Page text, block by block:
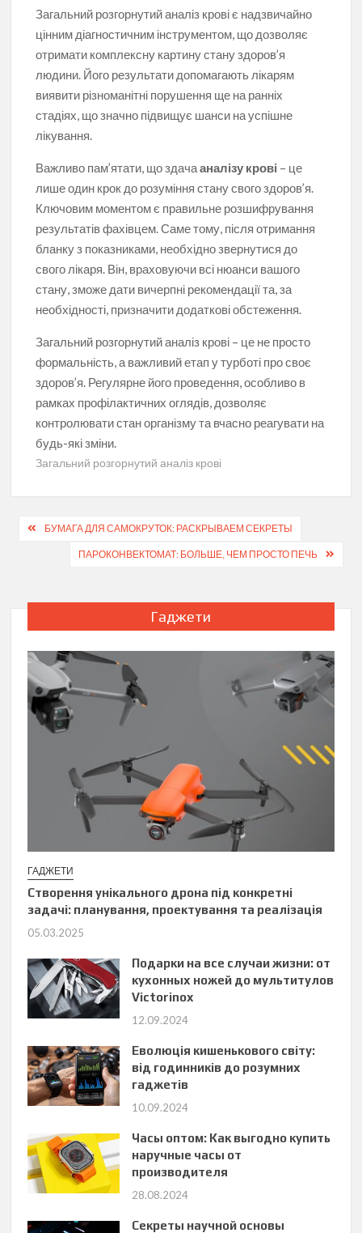
Загальний розгорнутий аналіз крові є надзвичайно
цінним діагностичним інструментом, що дозволяє
отримати комплексну картину стану здоров’я
людини. Його результати допомагають лікарям
виявити різноманітні порушення ще на ранніх
стадіях, що значно підвищує шанси на успішне
лікування.
Важливо пам’ятати, що здачааналізу крові – це
лише один крок до розуміння стану свого здоров’я.
Ключовим моментом є правильне розшифрування
результатів фахівцем. Саме тому, після отримання
бланку з показниками, необхідно звернутися до
свого лікаря. Він, враховуючи всі нюанси вашого
стану, зможе дати вичерпні рекомендації та, за
необхідності, призначити додаткові обстеження.
Загальний розгорнутий аналіз крові – це не просто
формальність, а важливий етап у турботі про своє
здоров’я. Регулярне його проведення, особливо в
рамках профілактичних оглядів, дозволяє
контролювати стан організму та вчасно реагувати на
будь-які зміни.
Загальний розгорнутий аналіз крові
Навігація
записів
БУМАГА ДЛЯ САМОКРУТОК: РАСКРЫВАЕМ СЕКРЕТЫ
ПАРОКОНВЕКТОМАТ: БОЛЬШЕ, ЧЕМ ПРОСТО ПЕЧЬ
Гаджети
ГАДЖЕТИ
Створення унікального дрона під конкретні
задачі: планування, проектування та реалізація
05.03.2025
Подарки на все случаи жизни: от
кухонных ножей до мультитулов
Victorinox
12.09.2024
Еволюція кишенькового світу:
від годинників до розумних
гаджетів
10.09.2024
Часы оптом: Как выгодно купить
наручные часы от
производителя
28.08.2024
Секреты научной основы